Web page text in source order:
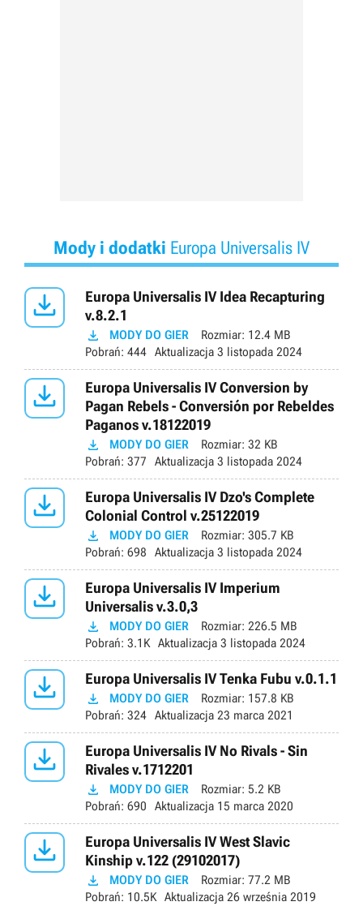
Mody i dodatki Europa Universalis IV

Europa Universalis IV Idea Recapturing
v.8.2.1
 MODY DO GIER Rozmiar: 12.4 MB
Pobrań: 444 Aktualizacja 3 listopada 2024

Europa Universalis IV Conversion by
Pagan Rebels - Conversión por Rebeldes
Paganos v.18122019
 MODY DO GIER Rozmiar: 32 KB
Pobrań: 377 Aktualizacja 3 listopada 2024

Europa Universalis IV Dzo's Complete
Colonial Control v.25122019
 MODY DO GIER Rozmiar: 305.7 KB
Pobrań: 698 Aktualizacja 3 listopada 2024

Europa Universalis IV Imperium
Universalis v.3.0,3
 MODY DO GIER Rozmiar: 226.5 MB
Pobrań: 3.1K Aktualizacja 3 listopada 2024
 Europa Universalis IV Tenka Fubu v.0.1.1
 MODY DO GIER Rozmiar: 157.8 KB
Pobrań: 324 Aktualizacja 23 marca 2021

Europa Universalis IV No Rivals - Sin
Rivales v.1712201
 MODY DO GIER Rozmiar: 5.2 KB
Pobrań: 690 Aktualizacja 15 marca 2020

Europa Universalis IV West Slavic
Kinship v.122 (29102017)
 MODY DO GIER Rozmiar: 77.2 MB
Pobrań: 10.5K Aktualizacja 26 września 2019